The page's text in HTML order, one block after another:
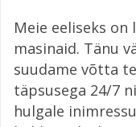
Meie eeliseks on
masinaid. Tänu
suudame võtta
täpsusega 24/7
hulgale